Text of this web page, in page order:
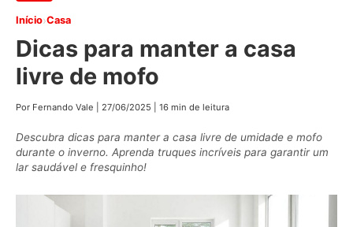
conteúdo
principal
Início›Casa
Dicas para manter a casa
livre de mofo
Por Fernando Vale 27/06/2025 16 min de leitura
Descubra dicas para manter a casa livre de umidade e mofo
durante o inverno. Aprenda truques incríveis para garantir um
lar saudável e fresquinho!